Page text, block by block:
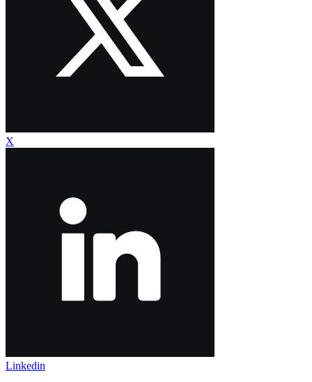
X
Linkedin